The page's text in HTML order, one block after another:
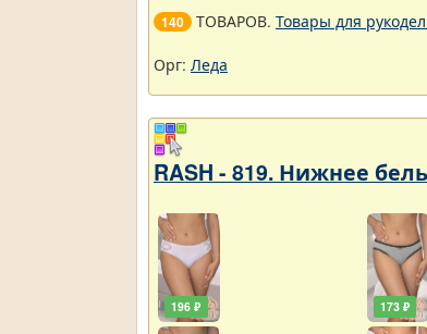
140 ТОВАРОВ. Товары для
Орг: Леда
RASH - 819. Нижнее
196 ₽ 173 ₽